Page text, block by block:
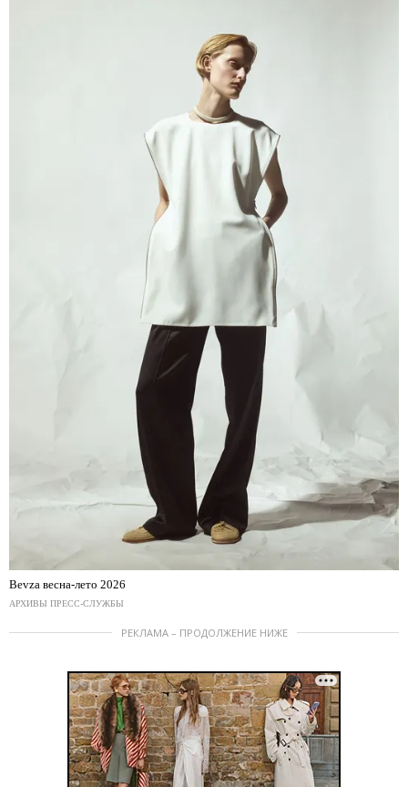
Bevza весна-лето 2026
АРХИВЫ ПРЕСС-СЛУЖБЫ
РЕКЛАМА – ПРОДОЛЖЕНИЕ НИЖЕ